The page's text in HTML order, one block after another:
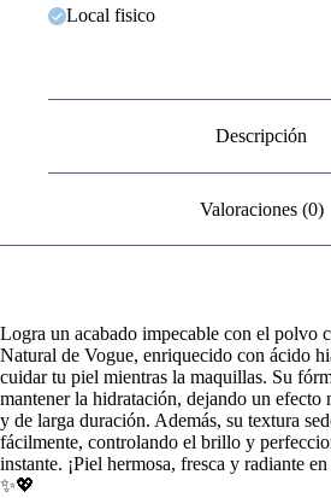
Local fisico
Descripción
Valoraciones (0)
Logra un acabado impecable con el polvo
Natural de Vogue, enriquecido con ácido
cuidar tu piel mientras la maquillas. Su
mantener la hidratación, dejando un efecto
y de larga duración. Además, su textura
fácilmente, controlando el brillo y
instante. ¡Piel hermosa, fresca y radiante
✨💖